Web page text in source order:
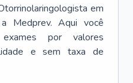
em
Medprev. Aqui você
por valores
e sem taxa de